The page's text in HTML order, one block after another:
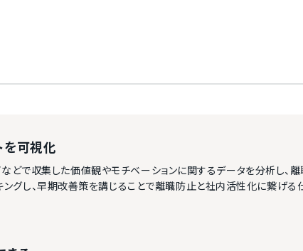
を可視化
どで収集した価値観やモチベーションに関するデータを分析し、離
グし、早期改善策を講じることで離職防止と社内活性化に繋げる